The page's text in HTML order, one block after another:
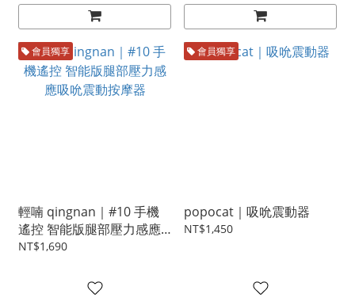
會員獨享
輕喃 qingnan｜#10 手機
遙控 智能版腿部壓力感應
吸吮震動按摩器
NT$1,690
會員獨享
popocat｜吸吮震動器
NT$1,450